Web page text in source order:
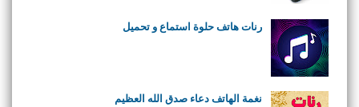
رنات هاتف حلوة استماع و تحميل
نغمة الهاتف دعاء صدق الله العظيم